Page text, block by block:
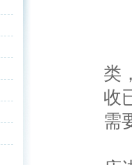
类
收
需